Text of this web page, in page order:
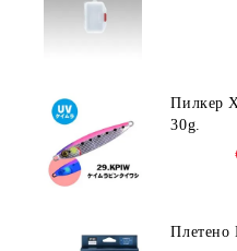
Пилкер
30g.
Плетено